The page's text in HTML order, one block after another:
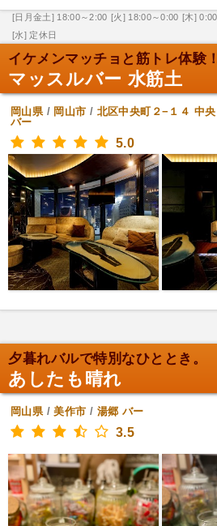
[日月金土] 18:00～2:00 [火] 18:00～0:00 [木]
[水] 定休日
イケメンマッチョと筋トレ体験！
マッスルバー 水筋土
岡山県/ 岡山市 / 北区中央町２−１４ 中
バー
5.0
夕暮れバルで特別なひととき。
あしたも晴れ
岡山県/美作市 / 湯郷 バー
3.5